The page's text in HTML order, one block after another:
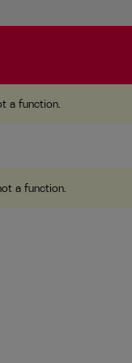
is not a function
a function.
a function.